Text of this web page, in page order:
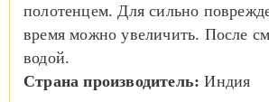
полотенцем. Для сильно
время можно увеличить. После
водой.
Страна производитель: Индия